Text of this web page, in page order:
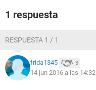
1 respuesta
RESPUESTA 1 / 1
frida1345 3
14 jun 2016 a las 14:32